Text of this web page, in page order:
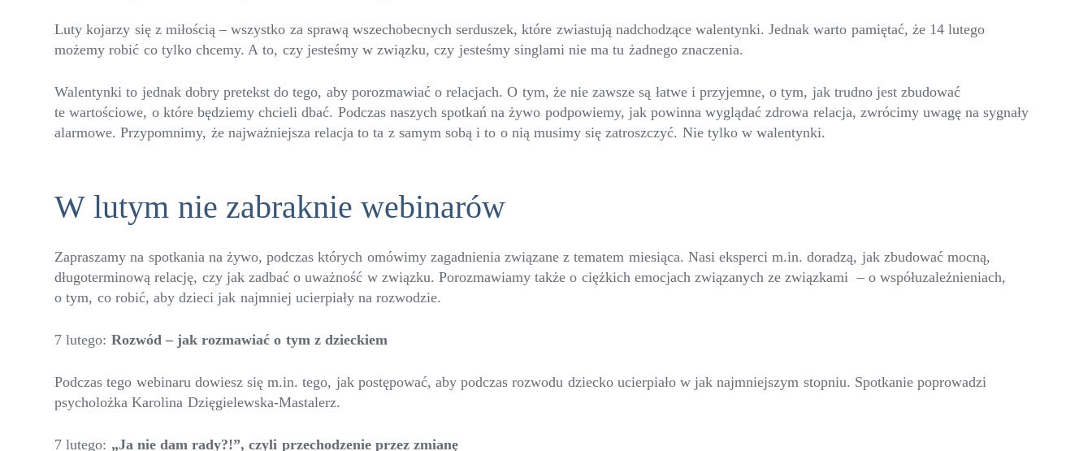
Luty kojarzy się z miłością – wszystko za sprawą wszechobecnych serduszek, które zwiastują nadchodzące walentynki. Jednak warto pamiętać, że 14 lutego
możemy robić co tylko chcemy. A to, czy jesteśmy w związku, czy jesteśmy singlami nie ma tu żadnego znaczenia.
Walentynki to jednak dobry pretekst do tego, aby porozmawiać o relacjach. O tym, że nie zawsze są łatwe i przyjemne, o tym, jak trudno jest zbudować
te wartościowe, o które będziemy chcieli dbać. Podczas naszych spotkań na żywo podpowiemy, jak powinna wyglądać zdrowa relacja, zwrócimy uwagę na sygnały
alarmowe. Przypomnimy, że najważniejsza relacja to ta z samym sobą i to o nią musimy się zatroszczyć. Nie tylko w walentynki.
W lutym nie zabraknie webinarów
Zapraszamy na spotkania na żywo, podczas których omówimy zagadnienia związane z tematem miesiąca. Nasi eksperci m.in. doradzą, jak zbudować mocną,
długoterminową relację, czy jak zadbać o uważność w związku. Porozmawiamy także o ciężkich emocjach związanych ze związkami – o współuzależnieniach,
o tym, co robić, aby dzieci jak najmniej ucierpiały na rozwodzie.
7 lutego: Rozwód – jak rozmawiać o tym z dzieckiem
Podczas tego webinaru dowiesz się m.in. tego, jak postępować, aby podczas rozwodu dziecko ucierpiało w jak najmniejszym stopniu. Spotkanie poprowadzi
psycholożka Karolina Dzięgielewska-Mastalerz.
7 lutego: „Ja nie dam rady?!”, czyli przechodzenie przez zmianę